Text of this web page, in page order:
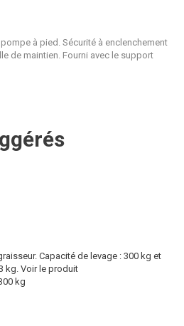
à pied. Sécurité à enclenchement
de maintien. Fourni avec le support
Capacité de levage : 300 kg et
kg. Voir le produit
kg